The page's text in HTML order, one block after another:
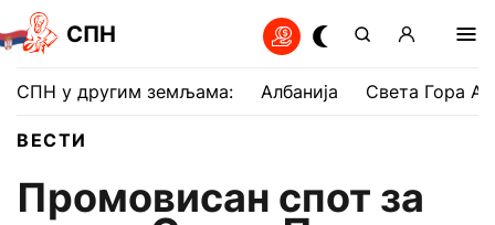
СПН
СПН у другим земљама: Албанија Света Гора
ВЕСТИ
Промовисан спот за